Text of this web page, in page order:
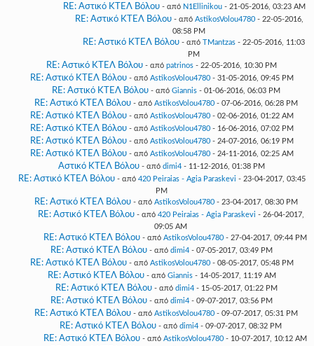
RE: Αστικό ΚΤΕΛ Βόλου - από N1Ellinikou - 21-05-2016, 03:23 AM
RE: Αστικό ΚΤΕΛ Βόλου - από AstikosVolou4780- 22-05-2016,
08:58 PM
RE: Αστικό ΚΤΕΛ Βόλου - από TMantzas- 22-05-2016, 11:03
PM
RE: Αστικό ΚΤΕΛ Βόλου - από patrinos - 22-05-2016, 10:30 PM
RE: Αστικό ΚΤΕΛ Βόλου - από AstikosVolou4780- 31-05-2016, 09:45 PM
RE: Αστικό ΚΤΕΛ Βόλου - από Giannis - 01-06-2016, 06:03 PM
RE: Αστικό ΚΤΕΛ Βόλου - από AstikosVolou4780 - 07-06-2016, 06:28 PM
RE: Αστικό ΚΤΕΛ Βόλου - από AstikosVolou4780- 02-06-2016, 01:22 AM
RE: Αστικό ΚΤΕΛ Βόλου - από AstikosVolou4780- 16-06-2016, 07:02 PM
RE: Αστικό ΚΤΕΛ Βόλου - από AstikosVolou4780- 24-07-2016, 06:19 PM
RE: Αστικό ΚΤΕΛ Βόλου - από AstikosVolou4780- 24-11-2016, 02:25 AM
Αστικό ΚΤΕΛ Βόλου - από dimi4 - 11-12-2016, 01:38 PM
RE: Αστικό ΚΤΕΛ Βόλου - από 420 Peiraias - Agia Paraskevi - 23-04-2017, 03:45
PM
RE: Αστικό ΚΤΕΛ Βόλου - από AstikosVolou4780 - 23-04-2017, 08:30 PM
RE: Αστικό ΚΤΕΛ Βόλου - από 420 Peiraias - Agia Paraskevi - 26-04-2017,
09:05 AM
RE: Αστικό ΚΤΕΛ Βόλου - από AstikosVolou4780 - 27-04-2017, 09:44 PM
RE: Αστικό ΚΤΕΛ Βόλου - από dimi4 - 07-05-2017, 03:49 PM
RE: Αστικό ΚΤΕΛ Βόλου - από AstikosVolou4780- 08-05-2017, 05:48 PM
RE: Αστικό ΚΤΕΛ Βόλου - από Giannis- 14-05-2017, 11:19 AM
RE: Αστικό ΚΤΕΛ Βόλου - από dimi4- 15-05-2017, 01:22 PM
RE: Αστικό ΚΤΕΛ Βόλου - από dimi4 - 09-07-2017, 03:56 PM
RE: Αστικό ΚΤΕΛ Βόλου - από AstikosVolou4780 - 09-07-2017, 05:31 PM
RE: Αστικό ΚΤΕΛ Βόλου - από dimi4 - 09-07-2017, 08:32 PM
RE: Αστικό ΚΤΕΛ Βόλου - από AstikosVolou4780 - 10-07-2017, 10:12 AM